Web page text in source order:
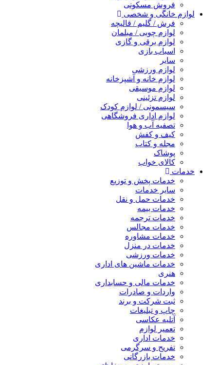
فروش مسکونی
لوازم خانگی و شخصی
فرش / گلیم / قالیچه
لوازم چوبی / مبلمان
لوازم برقی و گازی
اسباب بازی
سایر
لوازم ورزشی
لوازم خانه و آشپزخانه
لوازم موسیقی
لوازم تزئینی
سیسمونی / لوازم کودک
لوازم اداری فروشگاهی
تصفیه آب و هوا
کیف و کفش
مجله و کتاب
پوشاک
کالای خواب
خدمات
خدمات پخش و توزیع
سایر خدمات
خدمات حمل و نقل
خدمات بیمه
خدمات ترجمه
خدمات مجالس
خدمات مشاوره
خدمات در منزل
خدمات ورزشی
خدمات ماشین های اداری
هنری
خدمات مالی و حسابداری
واردات و صادرات
ثبت شرکت و برند
چاپ و تبلیغات
آتلیه عکاسی
تعمیر لوازم
خدمات اداری
تفریح و سرگرمی
خدمات بازرگانی